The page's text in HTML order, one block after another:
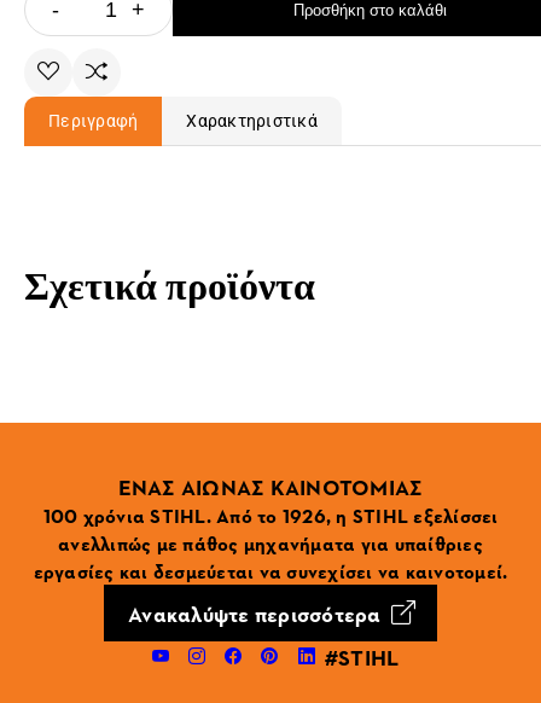
- + Προσθήκη στο καλάθι
Περιγραφή Χαρακτηριστικά
Σχετικά προϊόντα
ΕΝΑΣ ΑΙΩΝΑΣ ΚΑΙΝΟΤΟΜΙΑΣ
100 χρόνια STIHL. Από το 1926, η STIHL εξελίσσει
ανελλιπώς με πάθος μηχανήματα για υπαίθριες
εργασίες και δεσμεύεται να συνεχίσει να καινοτομεί.
Ανακαλύψτε περισσότερα
#STIHL